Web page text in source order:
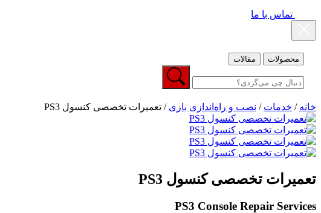
تماس با ما
محصولات مقالات
خانه / خدمات / نصب و راه‌اندازی بازی / تعمیرات تخصصی کنسول PS3
تعمیرات تخصصی کنسول PS3
PS3 Console Repair Services